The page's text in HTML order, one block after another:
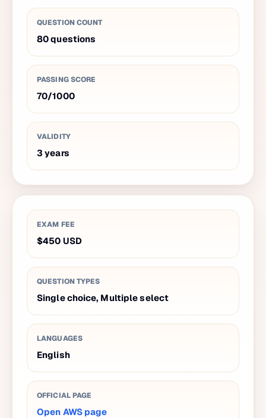
QUESTION COUNT
80questions
PASSING SCORE
70/1000
VALIDITY
3 years
EXAM FEE
$450 USD
QUESTION TYPES
Single choice, Multiple select
LANGUAGES
English
OFFICIAL PAGE
Open AWS page